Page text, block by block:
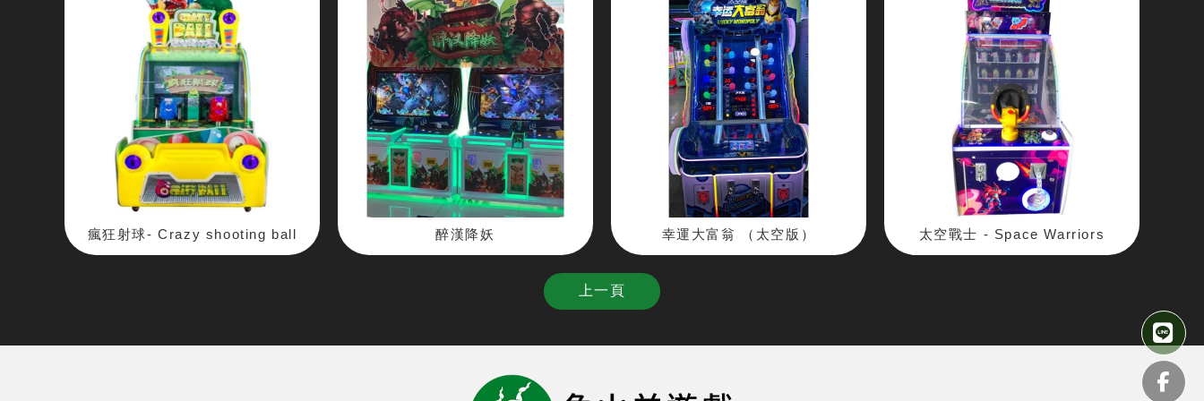
瘋狂射球- Crazy shooting ball 醉漢降妖 幸運大富翁 （太空版） 太空戰士 - Space Warriors
上一頁